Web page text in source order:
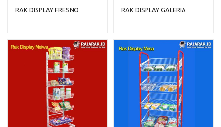
RAK DISPLAY FRESNO RAK DISPLAY GALERIA